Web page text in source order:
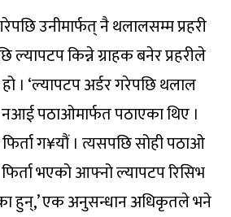
उनीमार्फत् नै थलालसम्म प्रहरी
ल्यापटप किन्ने ग्राहक बनेर प्रहरीले
। ‘ल्यापटप अर्डर गरेपछि थलाल
पठाओमार्फत पठाएका थिए ।
ग¥यौं । त्यसपछि सोही पठाओ
भएको आफ्नो ल्यापटप रिसिभ
हुन्,’ एक अनुसन्धान अधिकृतले भने